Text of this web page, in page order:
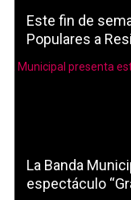
Este fin de
Populares a
La Banda
espectáculo